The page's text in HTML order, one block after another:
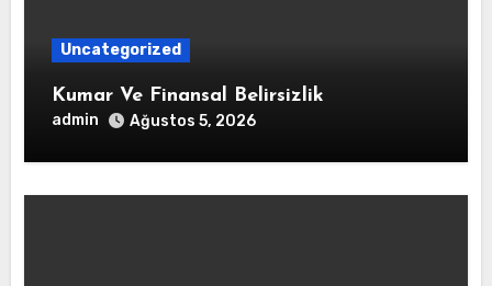
Uncategorized
Kumar Ve Finansal Belirsizlik
admin Ağustos 5, 2026